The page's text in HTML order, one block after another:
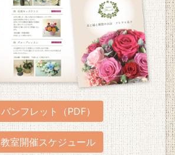
パンフレット（PDF）
教室開催スケジュール